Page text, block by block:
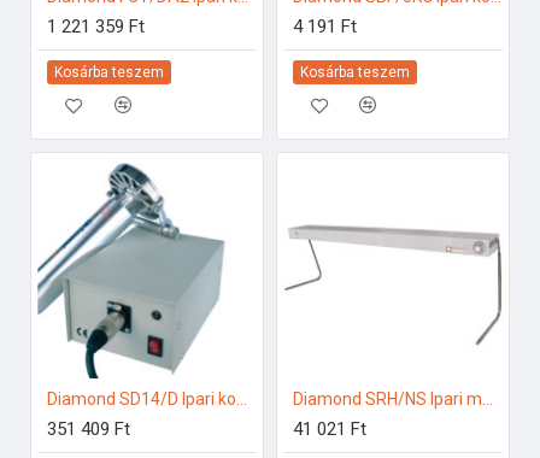
1 221 359 Ft
Kosárba teszem
4 191 Ft
Kosárba teszem
351 409 Ft 41 021 Ft